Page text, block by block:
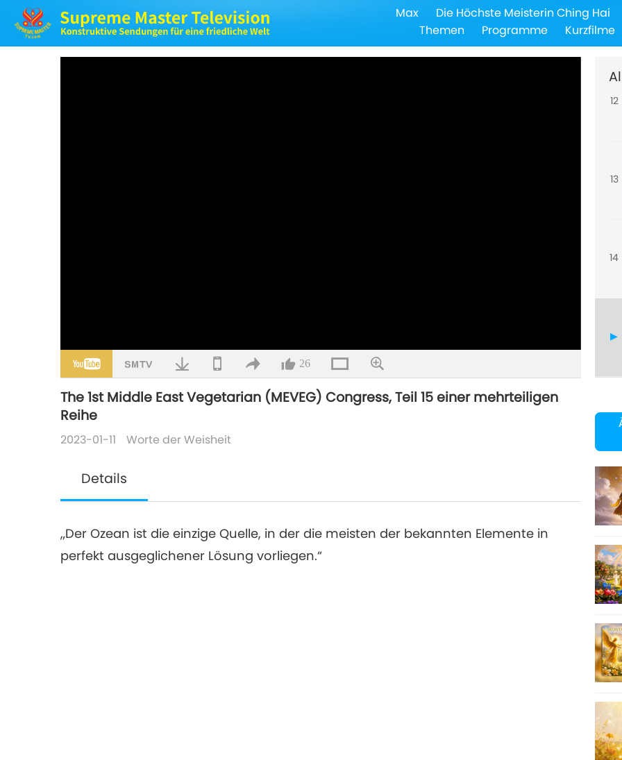
Max Die Höchste Meisterin Ching Hai
Themen
Programme Kurzfilme
26
The 1st Middle East Vegetarian (MEVEG) Congress, Teil 15 einer mehrteiligen
Reihe
2023-01-11 Worte der Weisheit
Details
„Der Ozean ist die einzige Quelle, in der die meisten der bekannten Elemente in
perfekt ausgeglichener Lösung vorliegen.“
12
13
14
16
17
18
19
20